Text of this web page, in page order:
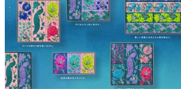
张法国paodao交互式网站! : 9010605
↗ 180
2026-03-17 47